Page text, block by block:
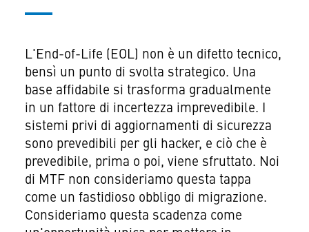
L'End-of-Life (EOL) non è un difetto tecnico,
bensì un punto di svolta strategico. Una
base affidabile si trasforma gradualmente
in un fattore di incertezza imprevedibile. I
sistemi privi di aggiornamenti di sicurezza
sono prevedibili per gli hacker, e ciò che è
prevedibile, prima o poi, viene sfruttato. Noi
di MTF non consideriamo questa tappa
come un fastidioso obbligo di migrazione.
Consideriamo questa scadenza come